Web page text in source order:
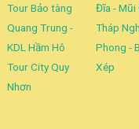
Tour Bảo tàng
Quang Trung -
KDL Hầm Hô
Tour City Quy
Nhơn
Đĩa - Mũi
Tháp
Phong -
Xép